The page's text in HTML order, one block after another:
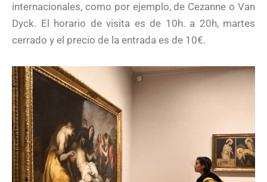
internacionales, como por ejemplo, de Cezanne o Van
Dyck. El horario de visita es de 10h. a 20h, martes
cerrado y el precio de la entrada es de 10€.